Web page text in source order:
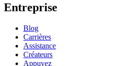
Entreprise
Blog
Carrières
Assistance
Créateurs
Appuyez